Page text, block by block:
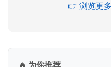
👉 浏览更
🔥 为你推荐